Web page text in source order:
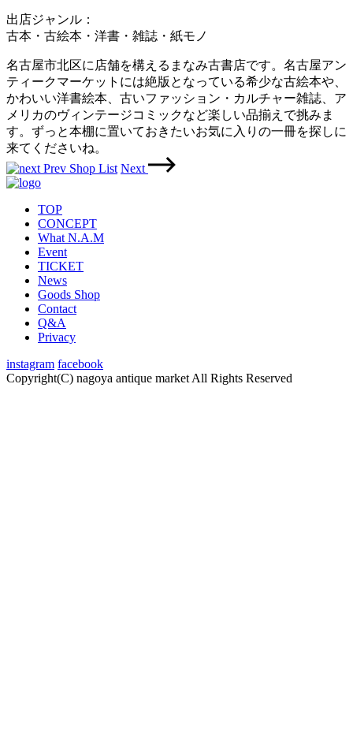
出店ジャンル：
古本・古絵本・洋書・雑誌・紙モノ
名古屋市北区に店舗を構えるまなみ古書店です。名古屋アン
ティークマーケットには絶版となっている希少な古絵本や、
かわいい洋書絵本、古いファッション・カルチャー雑誌、ア
メリカのヴィンテージコミックなど楽しい品揃えで挑みま
す。ずっと本棚に置いておきたいお気に入りの一冊を探しに
来てくださいね。
Prev Shop List Next
TOP
CONCEPT
What N.A.M
Event
TICKET
News
Goods Shop
Contact
Q&A
Privacy
instagram facebook
Copyright(C) nagoya antique market All Rights Reserved